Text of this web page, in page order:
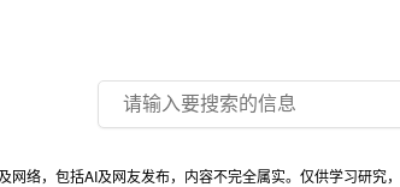
网络，包括AI及网友发布，内容不完全属实。仅供学习研究